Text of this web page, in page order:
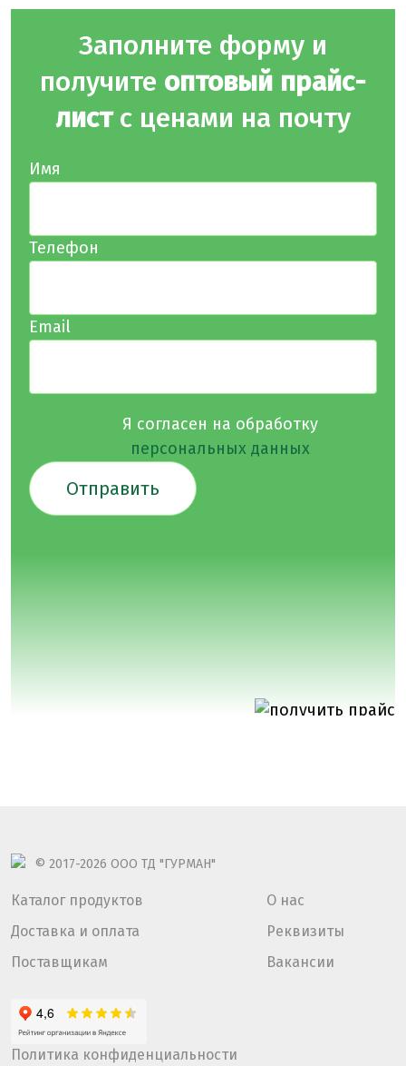
Заполните форму и
получите оптовый прайс-
листс ценами на почту
Имя
Телефон
Email
Я согласен на обработку
персональных данных
Каталог продуктов
Доставка и оплата
Поставщикам
О нас
Реквизиты
Вакансии
© 2017-2026 ООО ТД "ГУРМАН"
Политика конфиденциальности